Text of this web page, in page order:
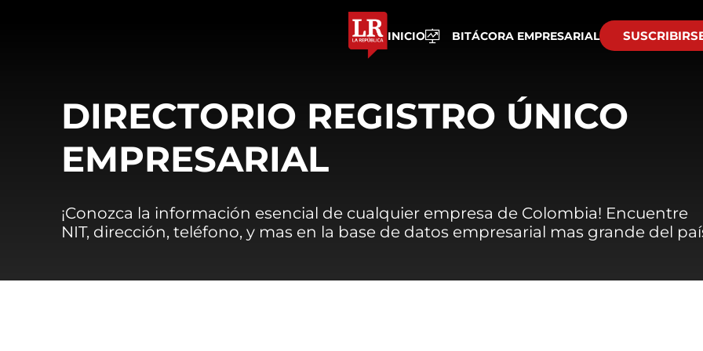
INICIO BITÁCORA EMPRESARIAL
DIRECTORIO REGISTRO ÚNICO
EMPRESARIAL
¡Conozca la información esencial de cualquier empresa de Colombia! Encuentre
NIT, dirección, teléfono, y mas en la base de datos empresarial mas grande del